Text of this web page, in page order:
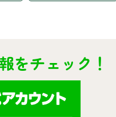
をチェック！